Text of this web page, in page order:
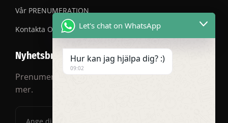
Vår PRENUMERATION
Kontakta OSS
Nyhetsbrev
Prenumerera på vårt nyhetsbrev för rabatter och
mer.
Let's chat on WhatsApp
Hur kan jag hjälpa dig? :)
09:02